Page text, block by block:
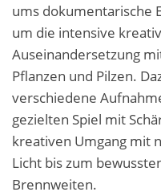
ums dokumentarische
um die intensive
Auseinandersetzung
Pflanzen und Pilzen.
verschiedene
gezielten Spiel mit
kreativen Umgang mit
Licht bis zum
Brennweiten.